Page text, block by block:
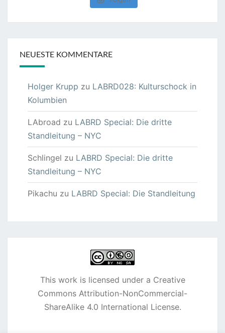
NEUESTE KOMMENTARE
Holger Krupp zu LABRD028: Kulturschock in
Kolumbien
LAbroad zu LABRD Special: Die dritte
Standleitung – NYC
Schlingel zu LABRD Special: Die dritte
Standleitung – NYC
Pikachu zu LABRD Special: Die Standleitung
This work is licensed under a Creative
Commons Attribution-NonCommercial-
ShareAlike 4.0 International License.